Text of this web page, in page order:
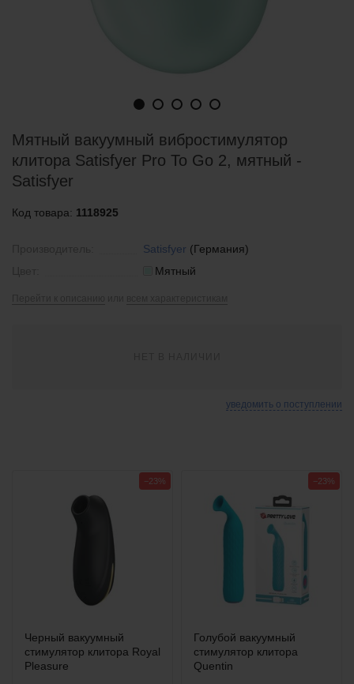
Мятный вакуумный вибростимулятор
клитора Satisfyer Pro To Go 2, мятный -
Satisfyer
Код товара: 1118925
Satisfyer (Германия)
Мятный
уведомить о поступлении
Черный вакуумный
стимулятор клитора Royal
Pleasure
−23%
Голубой вакуумный
стимулятор клитора
Quentin
−23%